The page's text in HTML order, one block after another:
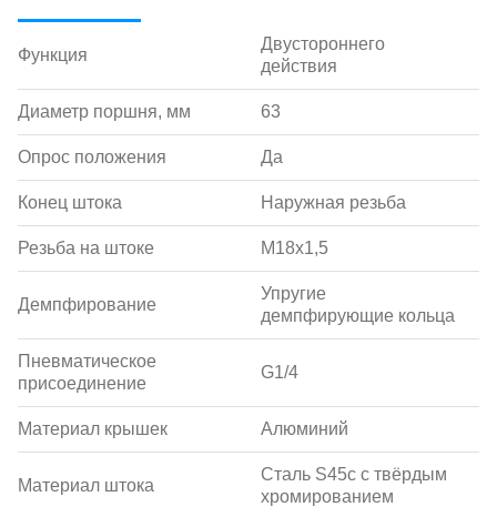
Функция
Двустороннего
действия
Диаметр поршня, мм 63
Опрос положения Да
Конец штока Наружная резьба
Резьба на штоке M18х1,5
Демпфирование
Упругие
демпфирующие кольца
Пневматическое
присоединение
G1/4
Материал крышек Алюминий
Материал штока
Сталь S45c с твёрдым
хромированием